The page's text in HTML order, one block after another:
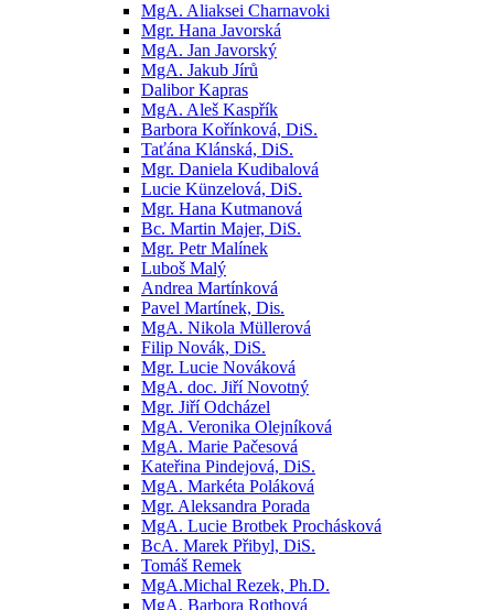
MgA. Aliaksei Charnavoki
Mgr. Hana Javorská
MgA. Jan Javorský
MgA. Jakub Jírů
Dalibor Kapras
MgA. Aleš Kaspřík
Barbora Kořínková, DiS.
Taťána Klánská, DiS.
Mgr. Daniela Kudibalová
Lucie Künzelová, DiS.
Mgr. Hana Kutmanová
Bc. Martin Majer, DiS.
Mgr. Petr Malínek
Luboš Malý
Andrea Martínková
Pavel Martínek, Dis.
MgA. Nikola Müllerová
Filip Novák, DiS.
Mgr. Lucie Nováková
MgA. doc. Jiří Novotný
Mgr. Jiří Odcházel
MgA. Veronika Olejníková
MgA. Marie Pačesová
Kateřina Pindejová, DiS.
MgA. Markéta Poláková
Mgr. Aleksandra Porada
MgA. Lucie Brotbek Prochásková
BcA. Marek Přibyl, DiS.
Tomáš Remek
MgA.Michal Rezek, Ph.D.
MgA. Barbora Rothová